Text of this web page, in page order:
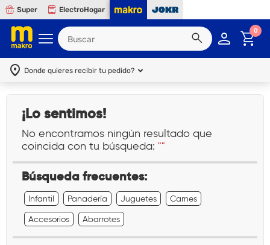
Super ElectroHogar
0
Donde quieres recibir tu pedido?
¡Lo sentimos!
No encontramos ningún resultado que
coincida con tu búsqueda: ""
Búsqueda frecuentes:
Infantil Panadería Juguetes Carnes
Accesorios Abarrotes